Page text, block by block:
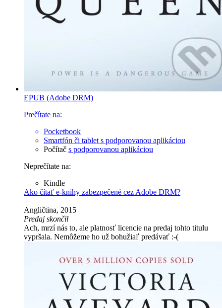
EPUB (Adobe DRM)
Prečítate na:
Pocketbook
Smartfón či tablet s podporovanou aplikáciou
Počítač s podporovanou aplikáciou
Neprečítate na:
Kindle
Ako čítať e-knihy zabezpečené cez Adobe DRM?
Angličtina, 2015
Predaj skončil
Ach, mrzí nás to, ale platnosť licencie na predaj tohto titulu
vypršala. Nemôžeme ho už bohužiaľ predávať :-(